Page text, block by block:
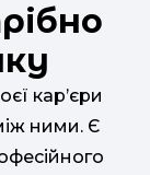
кар’єри
ними. Є